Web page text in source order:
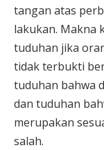
tangan atas
lakukan. Makna
tuduhan jika
tidak terbukti
tuduhan bahwa
dan tuduhan
merupakan
salah.